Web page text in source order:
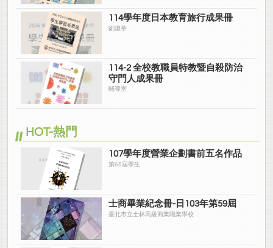
114學年度日本教育旅行成果冊
劉淑華
114-2 全校教職員特教暨自殺防治
守門人成果冊
輔導室
HOT-熱門
107學年度營業企劃書前五名作品
第65屆學生
士商畢業紀念冊-日103年第59屆
臺北市立士林高級商業職業學校